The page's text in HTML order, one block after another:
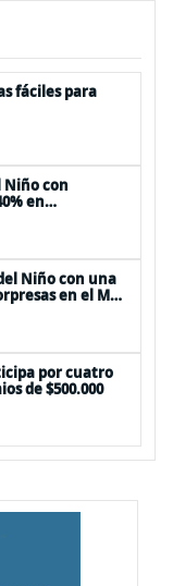
fáciles para
Niño con
en
Niño con una
en el Mall
por cuatro
de $500.000